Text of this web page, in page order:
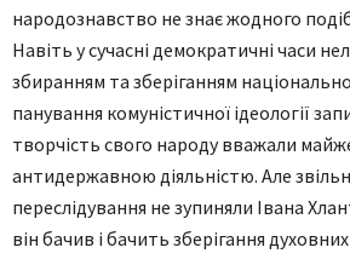
народознавство не знає жодного
Навіть у сучасні демократичні часи
збиранням та зберіганням
панування комуністичної ідеології
творчість свого народу вважали
антидержавною діяльністю. Але
переслідування не зупиняли Івана
він бачив і бачить зберігання